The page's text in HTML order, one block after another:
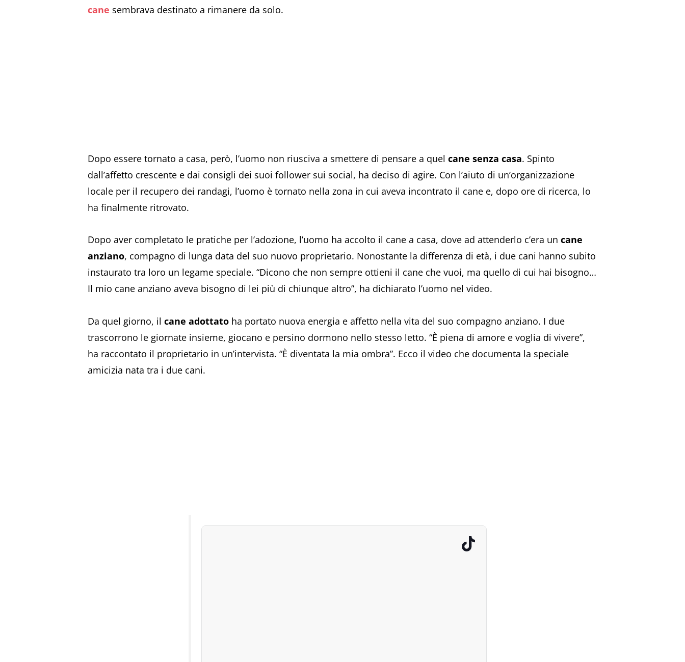
cane sembrava destinato a rimanere da solo.
Dopo essere tornato a casa, però, l’uomo non riusciva a smettere di pensare a quel cane senza casa. Spinto
dall’affetto crescente e dai consigli dei suoi follower sui social, ha deciso di agire. Con l’aiuto di un’organizzazione
locale per il recupero dei randagi, l’uomo è tornato nella zona in cui aveva incontrato il cane e, dopo ore di ricerca, lo
ha finalmente ritrovato.
Dopo aver completato le pratiche per l’adozione, l’uomo ha accolto il cane a casa, dove ad attenderlo c’era un cane
anziano, compagno di lunga data del suo nuovo proprietario. Nonostante la differenza di età, i due cani hanno subito
instaurato tra loro un legame speciale. “Dicono che non sempre ottieni il cane che vuoi, ma quello di cui hai bisogno…
Il mio cane anziano aveva bisogno di lei più di chiunque altro”, ha dichiarato l’uomo nel video.
Da quel giorno, il cane adottato ha portato nuova energia e affetto nella vita del suo compagno anziano. I due
trascorrono le giornate insieme, giocano e persino dormono nello stesso letto. “È piena di amore e voglia di vivere”,
ha raccontato il proprietario in un’intervista. “È diventata la mia ombra”. Ecco il video che documenta la speciale
amicizia nata tra i due cani.